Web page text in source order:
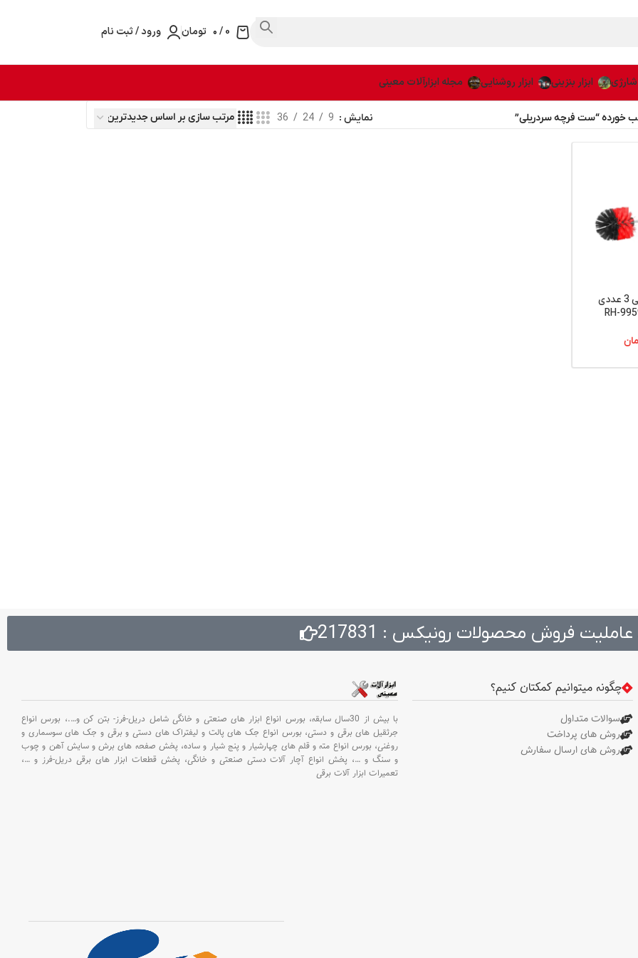
0
/۰ تومان ورود / ثبت نام
شارژی ابزار بنزینی ابزار روشنایی مجله ابزارآلات معینی
خورده “ست فرچه سردریلی” نمایش 9
24
36
ست فرچه سردریلی 3 عددی
فروش محصولات رونیکس : 217831
چگونه میتوانیم کمکتان کنیم؟
سوالات متداول
روش های پرداخت
روش های ارسال سفارش
با بیش از 30سال سابقه، بورس انواع ابزار های صنعتی و خانگی شامل دریل-فرز- بتن کن و….، بورس انواع
جرثقیل های برقی و دستی، بورس انواع جک های پالت و لیفتراک های دستی و برقی و جک های سوسماری و
روغنی، بورس انواع مته و قلم های چهارشیار و پنج شیار و ساده، پخش صفحه های برش و سایش آهن و چوب
و سنگ و…، پخش انواع آچار آلات دستی صنعتی و خانگی، پخش قطعات ابزار های برقی دریل-فرز و …،
تعمیرات ابزار آلات برقی